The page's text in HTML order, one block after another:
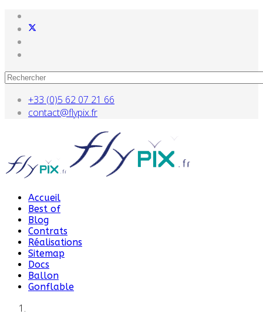
+33 (0)5 62 07 21 66
contact@flypix.fr
Accueil
Best of
Blog
Contrats
Réalisations
Sitemap
Docs
Ballon
Gonflable